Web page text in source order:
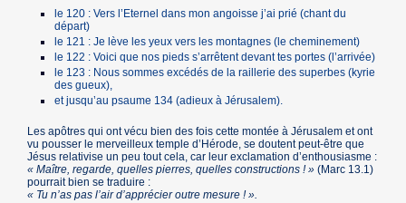
le 120 : Vers l’Eternel dans mon angoisse j’ai prié (chant du
départ)
le 121 : Je lève les yeux vers les montagnes (le cheminement)
le 122 : Voici que nos pieds s’arrêtent devant tes portes (l’arrivée)
le 123 : Nous sommes excédés de la raillerie des superbes (kyrie
des gueux),
et jusqu’au psaume 134 (adieux à Jérusalem).
Les apôtres qui ont vécu bien des fois cette montée à Jérusalem et ont
vu pousser le merveilleux temple d’Hérode, se doutent peut-être que
Jésus relativise un peu tout cela, car leur exclamation d’enthousiasme :
« Maître, regarde, quelles pierres, quelles constructions ! » (Marc 13.1)
pourrait bien se traduire :
« Tu n’as pas l’air d’apprécier outre mesure ! ».